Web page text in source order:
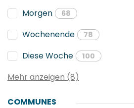
Morgen 68
Wochenende 78
Diese Woche 100
Mehr anzeigen (8)
COMMUNES